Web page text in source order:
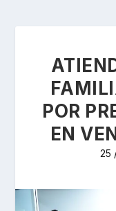
POR
EN
25